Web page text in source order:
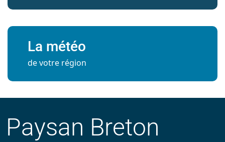
La météo
de votre région
Paysan Breton